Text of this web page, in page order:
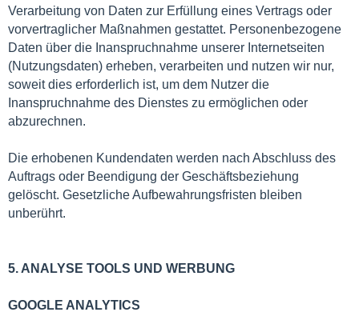
Verarbeitung von Daten zur Erfüllung eines Vertrags oder
vorvertraglicher Maßnahmen gestattet. Personenbezogene
Daten über die Inanspruchnahme unserer Internetseiten
(Nutzungsdaten) erheben, verarbeiten und nutzen wir nur,
soweit dies erforderlich ist, um dem Nutzer die
Inanspruchnahme des Dienstes zu ermöglichen oder
abzurechnen.
Die erhobenen Kundendaten werden nach Abschluss des
Auftrags oder Beendigung der Geschäftsbeziehung
gelöscht. Gesetzliche Aufbewahrungsfristen bleiben
unberührt.
5. ANALYSE TOOLS UND WERBUNG
GOOGLE ANALYTICS